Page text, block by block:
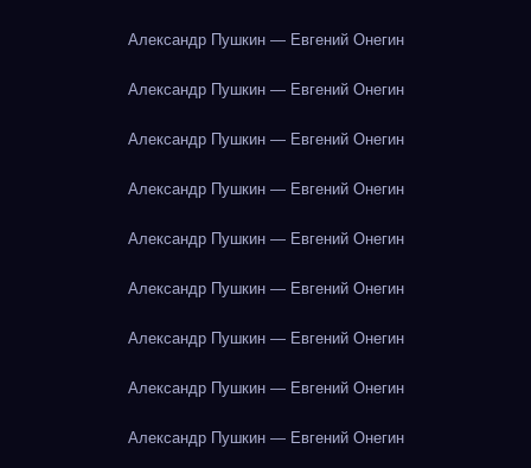
Александр Пушкин — Евгений Онегин
Александр Пушкин — Евгений Онегин
Александр Пушкин — Евгений Онегин
Александр Пушкин — Евгений Онегин
Александр Пушкин — Евгений Онегин
Александр Пушкин — Евгений Онегин
Александр Пушкин — Евгений Онегин
Александр Пушкин — Евгений Онегин
Александр Пушкин — Евгений Онегин